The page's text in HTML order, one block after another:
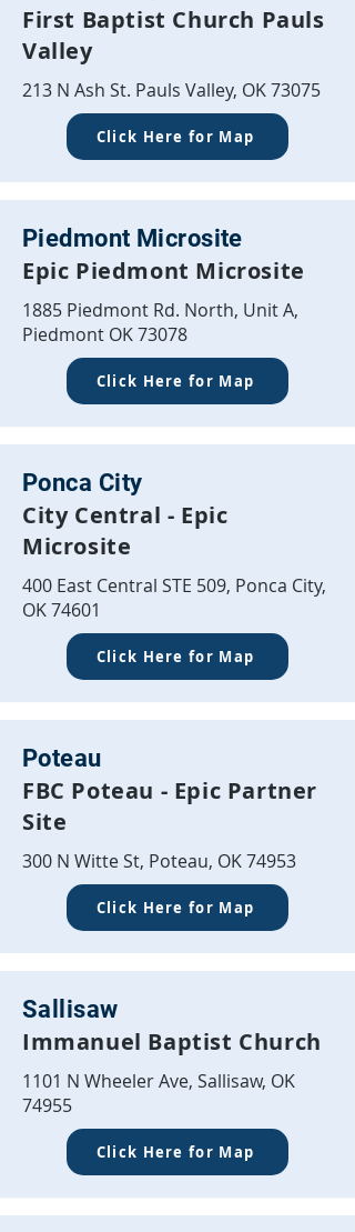
First Baptist Church Pauls
Valley
213 N Ash St. Pauls Valley, OK 73075
Click Here for Map
Piedmont Microsite
Epic Piedmont Microsite
1885 Piedmont Rd. North, Unit A,
Piedmont OK 73078
Click Here for Map
Ponca City
City Central - Epic
Microsite
400 East Central STE 509, Ponca City,
OK 74601
Click Here for Map
Poteau
FBC Poteau - Epic Partner
Site
300 N Witte St, Poteau, OK 74953
Click Here for Map
Sallisaw
Immanuel Baptist Church
1101 N Wheeler Ave, Sallisaw, OK
74955
Click Here for Map